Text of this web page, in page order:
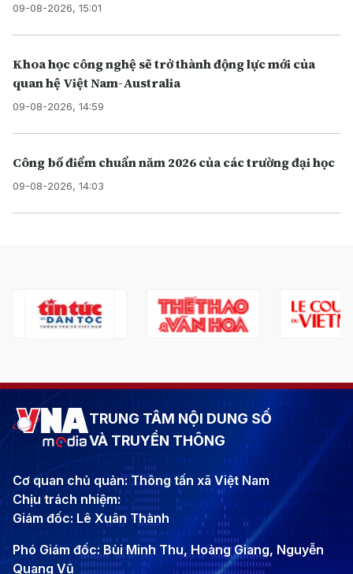
09-08-2026, 15:01
Khoa học công nghệ sẽ trở thành động lực mới của
quan hệ Việt Nam-Australia
09-08-2026, 14:59
Công bố điểm chuẩn năm 2026 của các trường đại học
09-08-2026, 14:03
TRUNG TÂM NỘI DUNG SỐ
VÀ TRUYỀN THÔNG
Cơ quan chủ quản: Thông tấn xã Việt Nam
Chịu trách nhiệm:
Giám đốc: Lê Xuân Thành
Phó Giám đốc: Bùi Minh Thu, Hoàng Giang, Nguyễn
Quang Vũ